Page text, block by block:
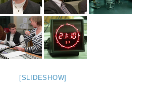
[SLIDESHOW]